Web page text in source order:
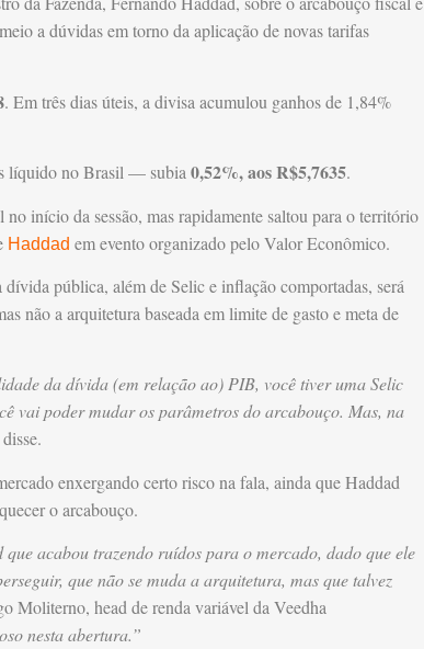
a dúvidas em torno da aplicação de novas tarifas
. Em três dias úteis, a divisa acumulou ganhos de 1,84%
líquido no Brasil — subia 0,52%, aos R$5,7635.
início da sessão, mas rapidamente saltou para o território
Haddad em evento organizado pelo Valor Econômico.
pública, além de Selic e inflação comportadas, será
não a arquitetura baseada em limite de gasto e meta de
da dívida (em relação ao) PIB, você tiver uma Selic
vai poder mudar os parâmetros do arcabouço. Mas, na
enxergando certo risco na fala, ainda que Haddad
o arcabouço.
acabou trazendo ruídos para o mercado, dado que ele
que não se muda a arquitetura, mas que talvez
Moliterno, head de renda variável da Veedha
nesta abertura.”